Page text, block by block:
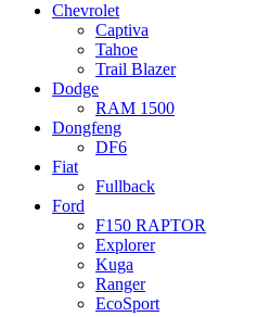
Chevrolet
Captiva
Tahoe
Trail Blazer
Dodge
RAM 1500
Dongfeng
DF6
Fiat
Fullback
Ford
F150 RAPTOR
Explorer
Kuga
Ranger
EcoSport